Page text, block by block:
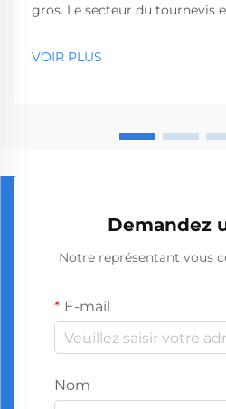
gros. Le secteur du tournevis
quincailleries aux sociétés de
VOIR PLUS
Demandez
Notre représentant vous
E-mail
Nom